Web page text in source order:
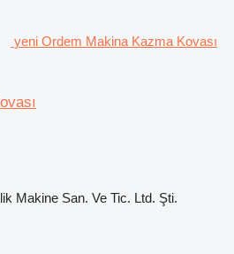
yeni Ordem Makina Kazma Kovası
Makine San. Ve Tic. Ltd. Şti.